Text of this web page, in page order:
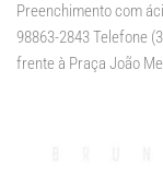
Preenchimento com
98863-2843 Telefone
frente à Praça João